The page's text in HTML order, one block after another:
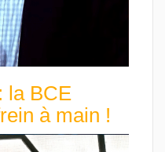
la BCE
à main !